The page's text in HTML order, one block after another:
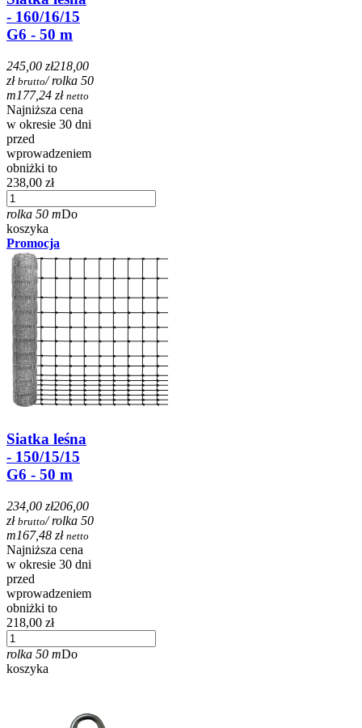
- 160/16/15
G6 - 50 m
245,00 zł218,00
zł brutto/ rolka 50
m177,24 zł netto
Najniższa cena
w okresie 30 dni
przed
wprowadzeniem
obniżki to
238,00 zł
rolka 50 mDo
koszyka
Promocja
Siatka leśna
- 150/15/15
G6 - 50 m
234,00 zł206,00
zł brutto/ rolka 50
m167,48 zł netto
Najniższa cena
w okresie 30 dni
przed
wprowadzeniem
obniżki to
218,00 zł
rolka 50 mDo
koszyka